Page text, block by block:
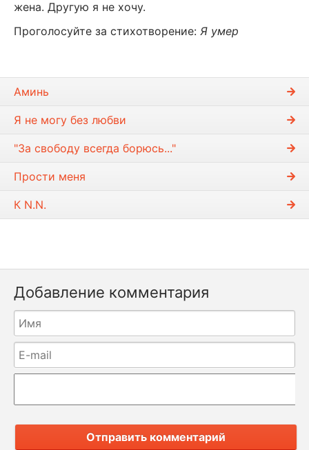
жена. Другую я не хочу.
Проголосуйте за стихотворение: Я умер
Аминь
Я не могу без любви
"За свободу всегда борюсь..."
Прости меня
К N.N.
Добавление комментария
Отправить комментарий